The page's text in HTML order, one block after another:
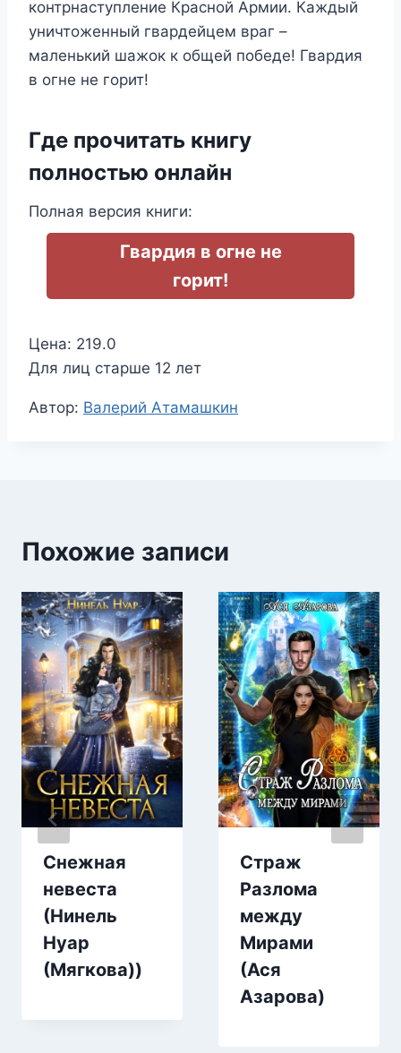
контрнаступление Красной Армии. Каждый
уничтоженный гвардейцем враг –
маленький шажок к общей победе! Гвардия
в огне не горит!
Где прочитать книгу
полностью онлайн
Полная версия книги:
Гвардия в огне не
горит!
Цена: 219.0
Для лиц старше 12 лет
Метки
Автор: Валерий Атамашкин
Похожие записи
Снежная
невеста
(Нинель
Нуар
(Мягкова))
Страж
Разлома
между
Мирами
(Ася
Азарова)